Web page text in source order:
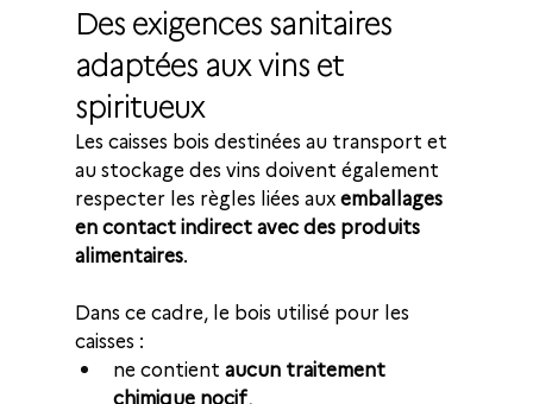
Des exigences sanitaires
adaptées aux vins et
spiritueux
Les caisses bois destinées au transport et
au stockage des vins doivent également
respecter les règles liées aux emballages
en contact indirect avec des produits
alimentaires.
Dans ce cadre, le bois utilisé pour les
caisses :
ne contient aucun traitement
chimique nocif,